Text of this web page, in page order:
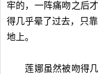
牢的，一阵痛吻之后
得几乎晕了过去，只
地上。
莲娜虽然被吻得几